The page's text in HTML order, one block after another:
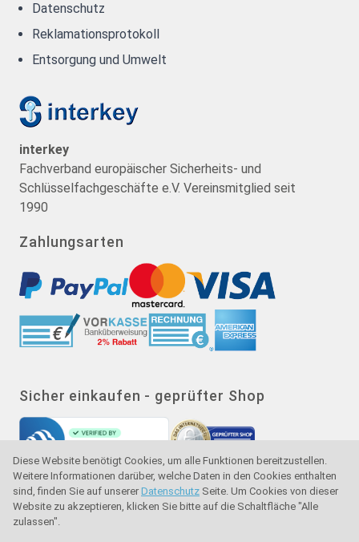
Diese Website benötigt Cookies, um alle Funktionen bereitzustellen.
Weitere Informationen darüber, welche Daten in den Cookies enthalten
sind, finden Sie auf unserer Datenschutz Seite. Um Cookies von dieser
Website zu akzeptieren, klicken Sie bitte auf die Schaltfläche "Alle
zulassen".
Datenschutz
Reklamationsprotokoll
Entsorgung und Umwelt
interkey
Fachverband europäischer Sicherheits- und
Schlüsselfachgeschäfte e.V. Vereinsmitglied seit
1990
Zahlungsarten
Sicher einkaufen - geprüfter Shop
Gütesiegel - Käuferschutz - Verbraucherschutz